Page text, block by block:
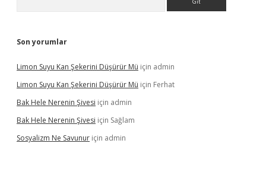
Son yorumlar
Limon Suyu Kan Şekerini Düşürür Mü için admin
Limon Suyu Kan Şekerini Düşürür Mü için Ferhat
Bak Hele Nerenin Şivesi için admin
Bak Hele Nerenin Şivesi için Sağlam
Sosyalizm Ne Savunur için admin